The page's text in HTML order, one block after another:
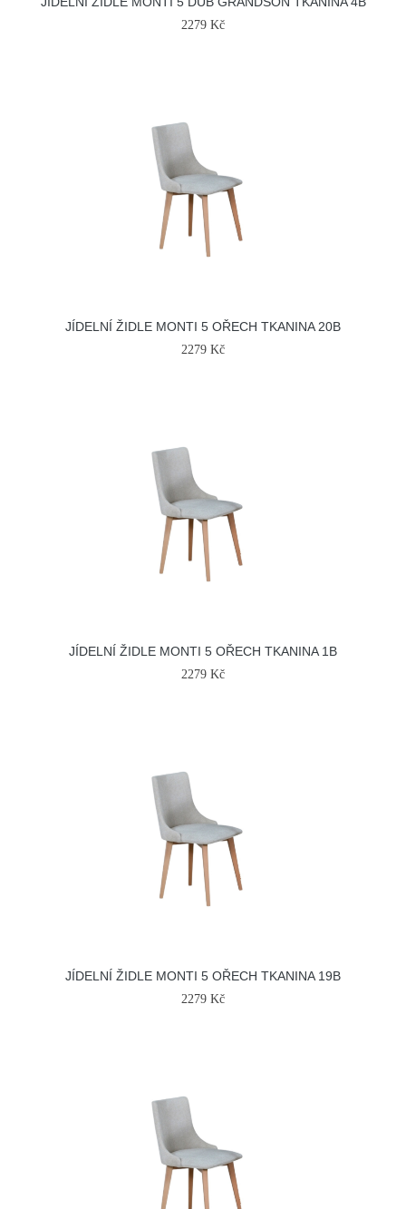
2279 Kč
JÍDELNÍ ŽIDLE MONTI 5 OŘECH TKANINA 20B
2279 Kč
JÍDELNÍ ŽIDLE MONTI 5 OŘECH TKANINA 1B
2279 Kč
JÍDELNÍ ŽIDLE MONTI 5 OŘECH TKANINA 19B
2279 Kč